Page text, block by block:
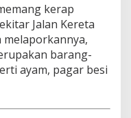
kerap
Jalan Kereta
melaporkannya,
barang-
ayam, pagar besi